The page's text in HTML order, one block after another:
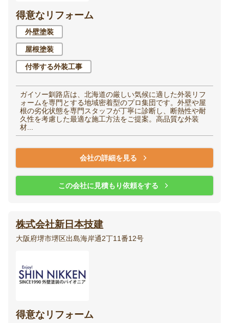
得意なリフォーム
外壁塗装
屋根塗装
付帯する外装工事
ガイソー釧路店は、北海道の厳しい気候に適した外装リフ
ォームを専門とする地域密着型のプロ集団です。外壁や屋
根の劣化状態を専門スタッフが丁寧に診断し、断熱性や耐
久性を考慮した最適な施工方法をご提案。高品質な外装
材...
会社の詳細を見る
この会社に見積もり依頼をする
株式会社新日本技建
大阪府堺市堺区出島海岸通2丁11番12号
得意なリフォーム